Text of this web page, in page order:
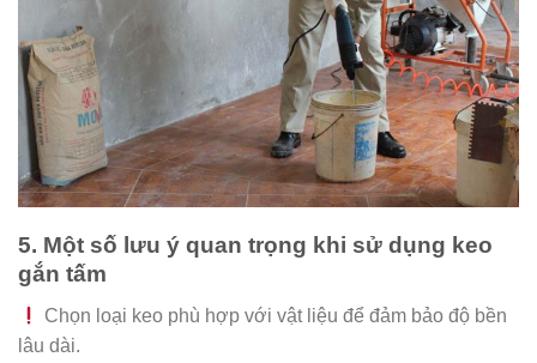
5. Một số lưu ý quan trọng khi sử dụng keo
gắn tấm
Chọn loại keo phù hợp với vật liệu để đảm bảo độ bền
lâu dài.